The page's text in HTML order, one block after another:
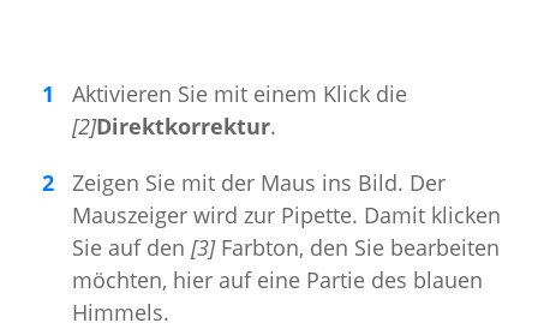
Aktivieren Sie mit einem Klick die
[2]Direktkorrektur.
Zeigen Sie mit der Maus ins Bild. Der
Mauszeiger wird zur Pipette. Damit klicken
Sie auf den [3]Farbton, den Sie bearbeiten
möchten, hier auf eine Partie des blauen
Himmels.